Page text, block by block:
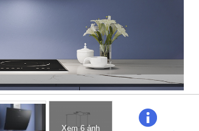
Xem 6 ảnh